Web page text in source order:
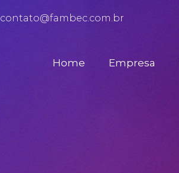
contato@fambec.com.br
Home Empresa